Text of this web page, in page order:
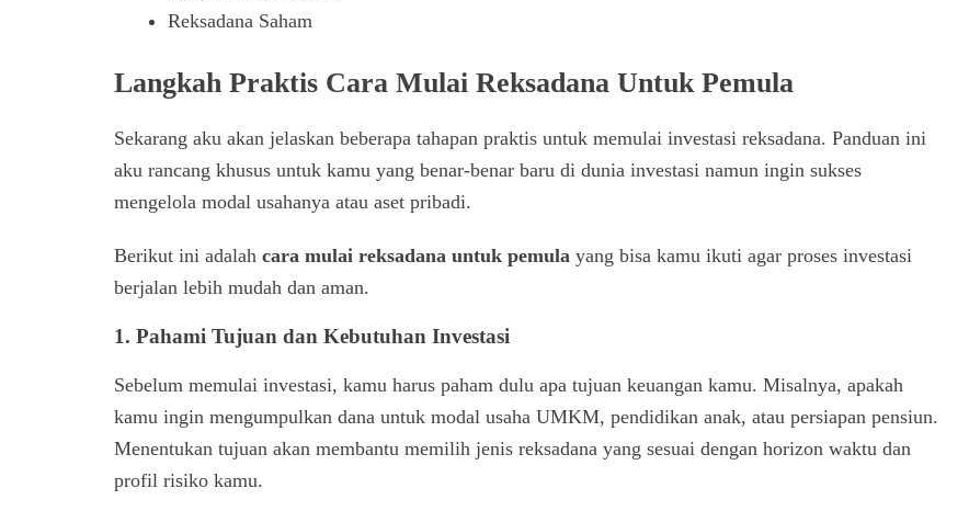
Reksadana Saham
Langkah Praktis Cara Mulai Reksadana Untuk Pemula
Sekarang aku akan jelaskan beberapa tahapan praktis untuk memulai investasi reksadana. Panduan ini
aku rancang khusus untuk kamu yang benar-benar baru di dunia investasi namun ingin sukses
mengelola modal usahanya atau aset pribadi.
Berikut ini adalah cara mulai reksadana untuk pemula yang bisa kamu ikuti agar proses investasi
berjalan lebih mudah dan aman.
1. Pahami Tujuan dan Kebutuhan Investasi
Sebelum memulai investasi, kamu harus paham dulu apa tujuan keuangan kamu. Misalnya, apakah
kamu ingin mengumpulkan dana untuk modal usaha UMKM, pendidikan anak, atau persiapan pensiun.
Menentukan tujuan akan membantu memilih jenis reksadana yang sesuai dengan horizon waktu dan
profil risiko kamu.